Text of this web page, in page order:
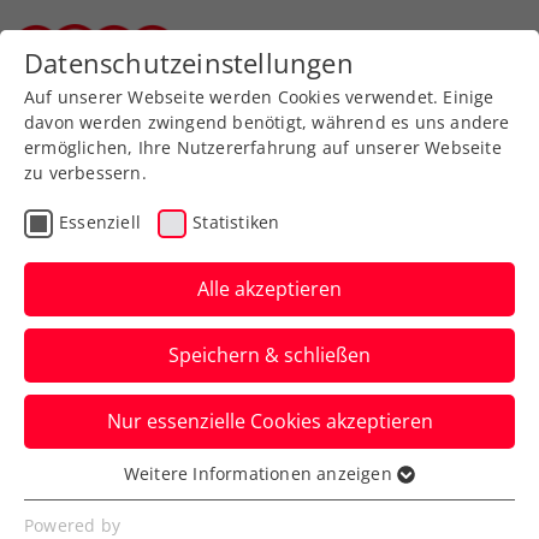
Zurück zur Newsübersicht
Ausbildung
26 frisch ausgebildete
Absolvent:innen
Über zwei Dutzend Personen haben die
Abschlussprüfung an der BSPA Innsbruck
erfolgreich abgelegt.
Verfasst von: Harald Mair / Redaktion, 03.10.2023
Datenschutzeinstellungen
Auf unserer Webseite werden Cookies verwendet. Einige
davon werden zwingend benötigt, während es uns andere
ermöglichen, Ihre Nutzererfahrung auf unserer Webseite
zu verbessern.
Essenziell Statistiken
Alle akzeptieren
Speichern & schließen
Nur essenzielle Cookies akzeptieren
Essenziell
Essenzielle Cookies werden für grundlegende
Weitere Informationen anzeigen
Powered by